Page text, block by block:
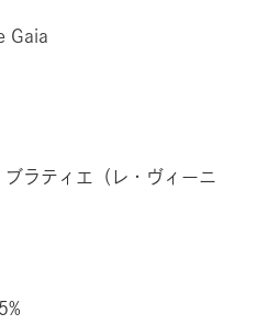
Gaia
ブラティエ（レ・ヴィーニ